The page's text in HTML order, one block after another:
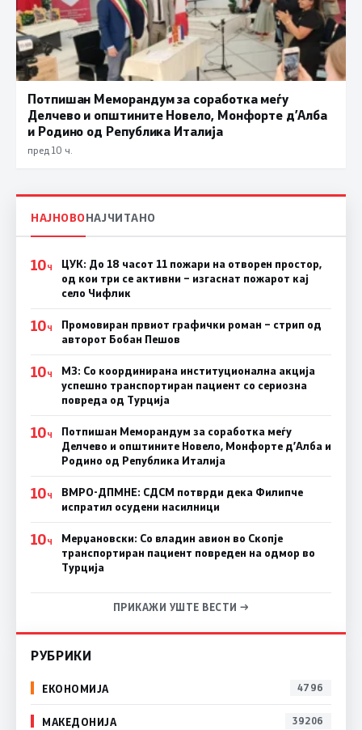
Потпишан Меморандум за соработка меѓу
Делчево и општините Новело, Монфорте д’Алба
и Родино од Република Италија
пред 10 ч.
НАЈНОВОНАЈЧИТАНО
10Ч
ЦУК: До 18 часот 11 пожари на отворен простор,
од кои три се активни – изгаснат пожарот кај
село Чифлик
10Ч
Промовиран првиот графички роман – стрип од
авторот Бобан Пешов
10Ч
МЗ: Со координирана институционална акција
успешно транспортиран пациент со сериозна
повреда од Турција
10Ч
Потпишан Меморандум за соработка меѓу
Делчево и општините Новело, Монфорте д’Алба и
Родино од Република Италија
10Ч
ВМРО-ДПМНЕ: СДСM потврди дека Филипче
испратил осудени насилници
10Ч
Мерџановски: Со владин авион во Скопје
транспортиран пациент повреден на одмор во
Турција
ПРИКАЖИ УШТЕ ВЕСТИ →
РУБРИКИ
ЕКОНОМИЈА 4796
МАКЕДОНИЈА 39206